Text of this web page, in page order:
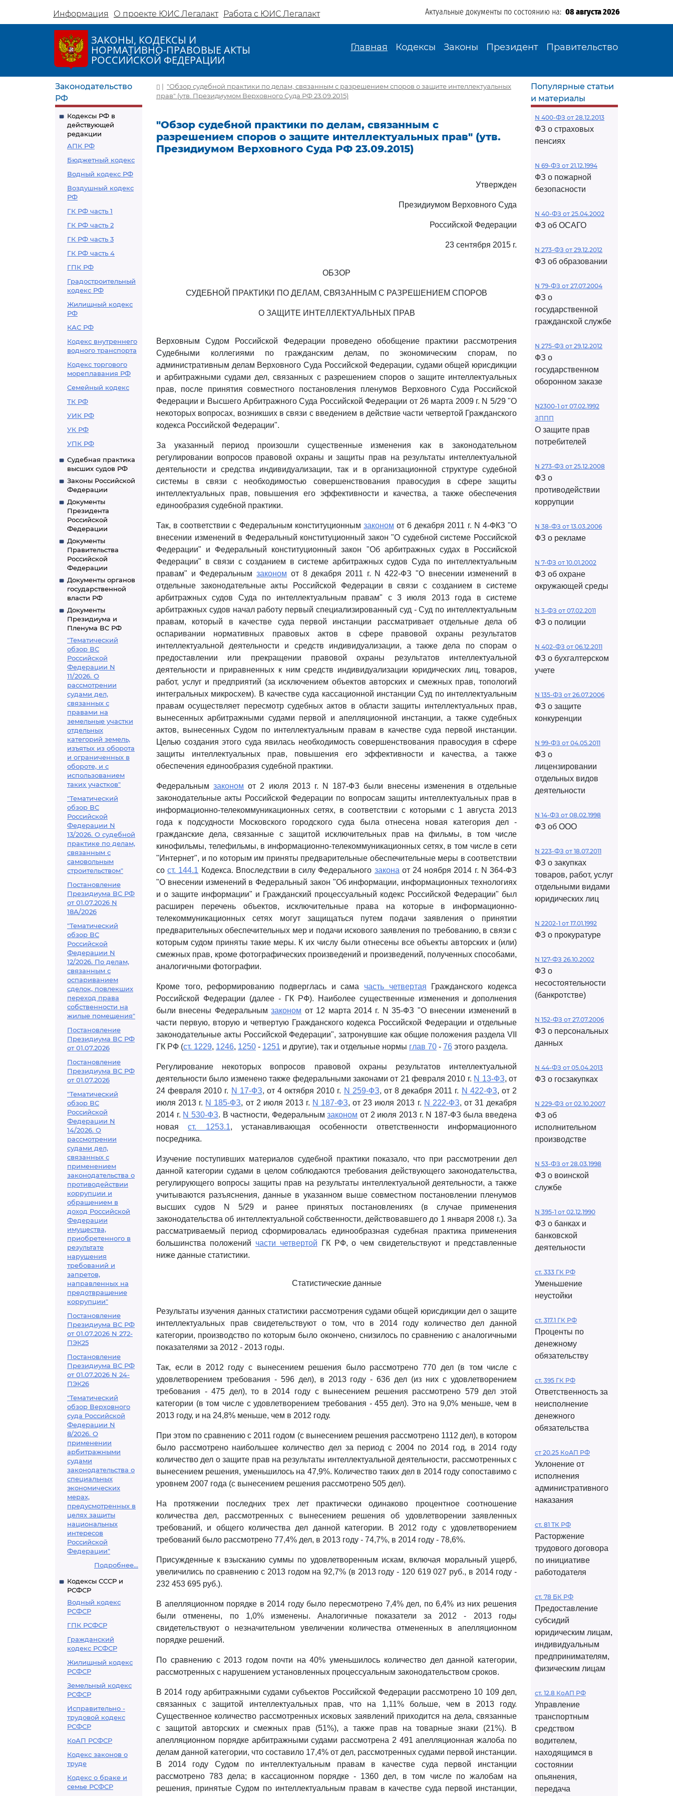
Информация О проекте ЮИС Легалакт Работа с ЮИС Легалакт Актуальные документы по состоянию на: 08 августа 2026
ЗАКОНЫ, КОДЕКСЫ И
НОРМАТИВНО-ПРАВОВЫЕ АКТЫ
РОССИЙСКОЙ ФЕДЕРАЦИИ
Главная Кодексы Законы Президент Правительство
Законодательство
РФ
Кодексы РФ в
действующей
редакции
АПК РФ
Бюджетный кодекс
Водный кодекс РФ
Воздушный кодекс
РФ
ГК РФ часть 1
ГК РФ часть 2
ГК РФ часть 3
ГК РФ часть 4
ГПК РФ
Градостроительный
кодекс РФ
Жилищный кодекс
РФ
КАС РФ
Кодекс внутреннего
водного транспорта
Кодекс торгового
мореплавания РФ
Семейный кодекс
ТК РФ
УИК РФ
УК РФ
УПК РФ
Судебная практика
высших судов РФ
Законы Российской
Федерации
Документы
Президента
Российской
Федерации
Документы
Правительства
Российской
Федерации
Документы органов
государственной
власти РФ
Документы
Президиума и
Пленума ВС РФ
"Тематический
обзор ВС
Российской
Федерации N
11/2026. О
рассмотрении
судами дел,
связанных с
правами на
земельные участки
отдельных
категорий земель,
изъятых из оборота
и ограниченных в
обороте, и с
использованием
таких участков"
"Тематический
обзор ВС
Российской
Федерации N
13/2026. О судебной
практике по делам,
связанным с
самовольным
строительством"
Постановление
Президиума ВС РФ
от 01.07.2026 N
18А/2026
"Тематический
обзор ВС
Российской
Федерации N
12/2026. По делам,
связанным с
оспариванием
сделок, повлекших
переход права
собственности на
жилые помещения"
Постановление
Президиума ВС РФ
от 01.07.2026
Постановление
Президиума ВС РФ
от 01.07.2026
"Тематический
обзор ВС
Российской
Федерации N
14/2026. О
рассмотрении
судами дел,
связанных с
применением
законодательства о
противодействии
коррупции и
обращением в
доход Российской
Федерации
имущества,
приобретенного в
результате
нарушения
требований и
запретов,
направленных на
предотвращение
коррупции"
Постановление
Президиума ВС РФ
от 01.07.2026 N 272-
ПЭК25
Постановление
Президиума ВС РФ
от 01.07.2026 N 24-
ПЭК26
"Тематический
обзор Верховного
суда Российской
Федерации N
8/2026. О
применении
арбитражными
судами
законодательства о
специальных
экономических
мерах,
предусмотренных в
целях защиты
национальных
интересов
Российской
Федерации"
Подробнее...
Кодексы СССР и
РСФСР
Водный кодекс
РСФСР
ГПК РСФСР
Гражданский
кодекс РСФСР
Жилищный кодекс
РСФСР
Земельный кодекс
РСФСР
Исправительно -
трудовой кодекс
РСФСР
КоАП РСФСР
Кодекс законов о
труде
Кодекс о браке и
семье РСФСР
| "Обзор судебной практики по делам, связанным с разрешением споров о защите интеллектуальных
прав" (утв. Президиумом Верховного Суда РФ 23.09.2015)
"Обзор судебной практики по делам, связанным с
разрешением споров о защите интеллектуальных прав" (утв.
Президиумом Верховного Суда РФ 23.09.2015)
Утвержден
Президиумом Верховного Суда
Российской Федерации
23 сентября 2015 г.
ОБЗОР
СУДЕБНОЙ ПРАКТИКИ ПО ДЕЛАМ, СВЯЗАННЫМ С РАЗРЕШЕНИЕМ СПОРОВ
О ЗАЩИТЕ ИНТЕЛЛЕКТУАЛЬНЫХ ПРАВ
Верховным Судом Российской Федерации проведено обобщение практики рассмотрения
Судебными коллегиями по гражданским делам, по экономическим спорам, по
административным делам Верховного Суда Российской Федерации, судами общей юрисдикции
и арбитражными судами дел, связанных с разрешением споров о защите интеллектуальных
прав, после принятия совместного постановления пленумов Верховного Суда Российской
Федерации и Высшего Арбитражного Суда Российской Федерации от 26 марта 2009 г. N 5/29 "О
некоторых вопросах, возникших в связи с введением в действие части четвертой Гражданского
кодекса Российской Федерации".
За указанный период произошли существенные изменения как в законодательном
регулировании вопросов правовой охраны и защиты прав на результаты интеллектуальной
деятельности и средства индивидуализации, так и в организационной структуре судебной
системы в связи с необходимостью совершенствования правосудия в сфере защиты
интеллектуальных прав, повышения его эффективности и качества, а также обеспечения
единообразия судебной практики.
Так, в соответствии с Федеральным конституционным законом от 6 декабря 2011 г. N 4-ФКЗ "О
внесении изменений в Федеральный конституционный закон "О судебной системе Российской
Федерации" и Федеральный конституционный закон "Об арбитражных судах в Российской
Федерации" в связи с созданием в системе арбитражных судов Суда по интеллектуальным
правам" и Федеральнымзаконом от 8 декабря 2011 г. N 422-ФЗ "О внесении изменений в
отдельные законодательные акты Российской Федерации в связи с созданием в системе
арбитражных судов Суда по интеллектуальным правам" с 3 июля 2013 года в системе
арбитражных судов начал работу первый специализированный суд - Суд по интеллектуальным
правам, который в качестве суда первой инстанции рассматривает отдельные дела об
оспаривании нормативных правовых актов в сфере правовой охраны результатов
интеллектуальной деятельности и средств индивидуализации, а также дела по спорам о
предоставлении или прекращении правовой охраны результатов интеллектуальной
деятельности и приравненных к ним средств индивидуализации юридических лиц, товаров,
работ, услуг и предприятий (за исключением объектов авторских и смежных прав, топологий
интегральных микросхем). В качестве суда кассационной инстанции Суд по интеллектуальным
правам осуществляет пересмотр судебных актов в области защиты интеллектуальных прав,
вынесенных арбитражными судами первой и апелляционной инстанции, а также судебных
актов, вынесенных Судом по интеллектуальным правам в качестве суда первой инстанции.
Целью создания этого суда явилась необходимость совершенствования правосудия в сфере
защиты интеллектуальных прав, повышения его эффективности и качества, а также
обеспечения единообразия судебной практики.
Федеральнымзаконом от 2 июля 2013 г. N 187-ФЗ были внесены изменения в отдельные
законодательные акты Российской Федерации по вопросам защиты интеллектуальных прав в
информационно-телекоммуникационных сетях, в соответствии с которыми с 1 августа 2013
года к подсудности Московского городского суда была отнесена новая категория дел -
гражданские дела, связанные с защитой исключительных прав на фильмы, в том числе
кинофильмы, телефильмы, в информационно-телекоммуникационных сетях, в том числе в сети
"Интернет", и по которым им приняты предварительные обеспечительные меры в соответствии
сост. 144.1 Кодекса. Впоследствии в силу Федерального закона от 24 ноября 2014 г. N 364-ФЗ
"О внесении изменений в Федеральный закон "Об информации, информационных технологиях
и о защите информации" и Гражданский процессуальный кодекс Российской Федерации" был
расширен перечень объектов, исключительные права на которые в информационно-
телекоммуникационных сетях могут защищаться путем подачи заявления о принятии
предварительных обеспечительных мер и подачи искового заявления по требованию, в связи с
которым судом приняты такие меры. К их числу были отнесены все объекты авторских и (или)
смежных прав, кроме фотографических произведений и произведений, полученных способами,
аналогичными фотографии.
Кроме того, реформированию подверглась и сама часть четвертая Гражданского кодекса
Российской Федерации (далее - ГК РФ). Наиболее существенные изменения и дополнения
были внесены Федеральнымзаконом от 12 марта 2014 г. N 35-ФЗ "О внесении изменений в
части первую, вторую и четвертую Гражданского кодекса Российской Федерации и отдельные
законодательные акты Российской Федерации", затронувшие как общие положения раздела VII
ГК РФ (ст. 1229, 1246, 1250 - 1251 и другие), так и отдельные нормы глав 70 - 76 этого раздела.
Регулирование некоторых вопросов правовой охраны результатов интеллектуальной
деятельности было изменено также федеральными законами от 21 февраля 2010 г. N 13-ФЗ, от
24 февраля 2010 г. N 17-ФЗ, от 4 октября 2010 г. N 259-ФЗ, от 8 декабря 2011 г. N 422-ФЗ, от 2
июля 2013 г. N 185-ФЗ, от 2 июля 2013 г. N 187-ФЗ, от 23 июля 2013 г. N 222-ФЗ, от 31 декабря
2014 г. N 530-ФЗ. В частности, Федеральнымзаконом от 2 июля 2013 г. N 187-ФЗ была введена
новаяст. 1253.1, устанавливающая особенности ответственности информационного
посредника.
Изучение поступивших материалов судебной практики показало, что при рассмотрении дел
данной категории судами в целом соблюдаются требования действующего законодательства,
регулирующего вопросы защиты прав на результаты интеллектуальной деятельности, а также
учитываются разъяснения, данные в указанном выше совместном постановлении пленумов
высших судов N 5/29 и ранее принятых постановлениях (в случае применения
законодательства об интеллектуальной собственности, действовавшего до 1 января 2008 г.). За
рассматриваемый период сформировалась единообразная судебная практика применения
большинства положений части четвертой ГК РФ, о чем свидетельствуют и представленные
ниже данные статистики.
Статистические данные
Результаты изучения данных статистики рассмотрения судами общей юрисдикции дел о защите
интеллектуальных прав свидетельствуют о том, что в 2014 году количество дел данной
категории, производство по которым было окончено, снизилось по сравнению с аналогичными
показателями за 2012 - 2013 годы.
Так, если в 2012 году с вынесением решения было рассмотрено 770 дел (в том числе с
удовлетворением требования - 596 дел), в 2013 году - 636 дел (из них с удовлетворением
требования - 475 дел), то в 2014 году с вынесением решения рассмотрено 579 дел этой
категории (в том числе с удовлетворением требования - 455 дел). Это на 9,0% меньше, чем в
2013 году, и на 24,8% меньше, чем в 2012 году.
При этом по сравнению с 2011 годом (с вынесением решения рассмотрено 1112 дел), в котором
было рассмотрено наибольшее количество дел за период с 2004 по 2014 год, в 2014 году
количество дел о защите прав на результаты интеллектуальной деятельности, рассмотренных с
вынесением решения, уменьшилось на 47,9%. Количество таких дел в 2014 году сопоставимо с
уровнем 2007 года (с вынесением решения рассмотрено 505 дел).
На протяжении последних трех лет практически одинаково процентное соотношение
количества дел, рассмотренных с вынесением решения об удовлетворении заявленных
требований, и общего количества дел данной категории. В 2012 году с удовлетворением
требований было рассмотрено 77,4% дел, в 2013 году - 74,7%, в 2014 году - 78,6%.
Присужденные к взысканию суммы по удовлетворенным искам, включая моральный ущерб,
увеличились по сравнению с 2013 годом на 92,7% (в 2013 году - 120 619 027 руб., в 2014 году -
232 453 695 руб.).
В апелляционном порядке в 2014 году было пересмотрено 7,4% дел, по 6,4% из них решения
были отменены, по 1,0% изменены. Аналогичные показатели за 2012 - 2013 годы
свидетельствуют о незначительном увеличении количества отмененных в апелляционном
порядке решений.
По сравнению с 2013 годом почти на 40% уменьшилось количество дел данной категории,
рассмотренных с нарушением установленных процессуальным законодательством сроков.
В 2014 году арбитражными судами субъектов Российской Федерации рассмотрено 10 109 дел,
связанных с защитой интеллектуальных прав, что на 1,11% больше, чем в 2013 году.
Существенное количество рассмотренных исковых заявлений приходится на дела, связанные
с защитой авторских и смежных прав (51%), а также прав на товарные знаки (21%). В
апелляционном порядке арбитражными судами рассмотрена 2 491 апелляционная жалоба по
делам данной категории, что составило 17,4% от дел, рассмотренных судами первой инстанции.
В 2014 году Судом по интеллектуальным правам в качестве суда первой инстанции
рассмотрено 783 дела; в кассационном порядке - 1360 дел, в том числе по жалобам на
решения, принятые Судом по интеллектуальным правам в качестве суда первой инстанции,
Популярные статьи
и материалы
N 400-ФЗ от 28.12.2013
ФЗ о страховых
пенсиях
N 69-ФЗ от 21.12.1994
ФЗ о пожарной
безопасности
N 40-ФЗ от 25.04.2002
ФЗ об ОСАГО
N 273-ФЗ от 29.12.2012
ФЗ об образовании
N 79-ФЗ от 27.07.2004
ФЗ о
государственной
гражданской службе
N 275-ФЗ от 29.12.2012
ФЗ о
государственном
оборонном заказе
N2300-1 от 07.02.1992
ЗППП
О защите прав
потребителей
N 273-ФЗ от 25.12.2008
ФЗ о
противодействии
коррупции
N 38-ФЗ от 13.03.2006
ФЗ о рекламе
N 7-ФЗ от 10.01.2002
ФЗ об охране
окружающей среды
N 3-ФЗ от 07.02.2011
ФЗ о полиции
N 402-ФЗ от 06.12.2011
ФЗ о бухгалтерском
учете
N 135-ФЗ от 26.07.2006
ФЗ о защите
конкуренции
N 99-ФЗ от 04.05.2011
ФЗ о
лицензировании
отдельных видов
деятельности
N 14-ФЗ от 08.02.1998
ФЗ об ООО
N 223-ФЗ от 18.07.2011
ФЗ о закупках
товаров, работ, услуг
отдельными видами
юридических лиц
N 2202-1 от 17.01.1992
ФЗ о прокуратуре
N 127-ФЗ 26.10.2002
ФЗ о
несостоятельности
(банкротстве)
N 152-ФЗ от 27.07.2006
ФЗ о персональных
данных
N 44-ФЗ от 05.04.2013
ФЗ о госзакупках
N 229-ФЗ от 02.10.2007
ФЗ об
исполнительном
производстве
N 53-ФЗ от 28.03.1998
ФЗ о воинской
службе
N 395-1 от 02.12.1990
ФЗ о банках и
банковской
деятельности
ст. 333 ГК РФ
Уменьшение
неустойки
ст. 317.1 ГК РФ
Проценты по
денежному
обязательству
ст. 395 ГК РФ
Ответственность за
неисполнение
денежного
обязательства
ст 20.25 КоАП РФ
Уклонение от
исполнения
административного
наказания
ст. 81 ТК РФ
Расторжение
трудового договора
по инициативе
работодателя
ст. 78 БК РФ
Предоставление
субсидий
юридическим лицам,
индивидуальным
предпринимателям,
физическим лицам
ст. 12.8 КоАП РФ
Управление
транспортным
средством
водителем,
находящимся в
состоянии
опьянения,
передача